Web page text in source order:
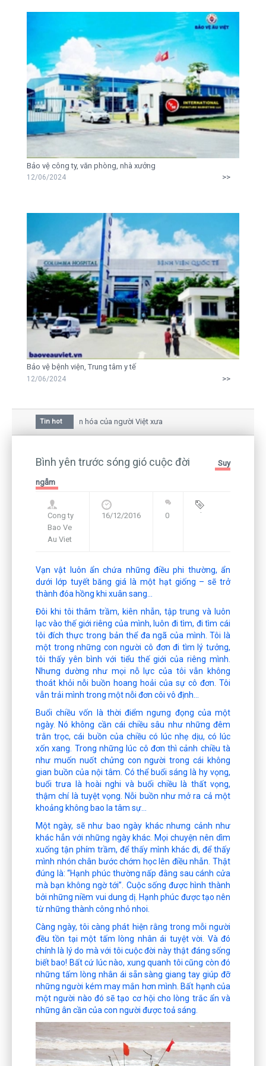
Bảo vệ công ty, văn phòng, nhà xưởng
12/06/2024 >>
Bảo vệ bệnh viện, Trung tâm y tế
12/06/2024 >>
Tin hot
mai trong văn hóa của người Việt xưa
giữa bức thư gửi mẹ của người... tử tù và của CEO
Bình yên trước sóng gió cuộc đời Suy
ngẫm
Cong ty
Bao Ve
Au Viet
16/12/2016 0 Blog
Vạn vật luôn ẩn chứa những điều phi thường, ẩn
dưới lớp tuyết băng giá là một hạt giống – sẽ trở
thành đóa hồng khi xuân sang…
Đôi khi tôi thâm trầm, kiên nhẫn, tập trung và luôn
lạc vào thế giới riêng của mình, luôn đi tìm, đi tìm cái
tôi đích thực trong bản thể đa ngã của mình. Tôi là
một trong những con người cô đơn đi tìm lý tưởng,
tôi thấy yên bình với tiểu thế giới của riêng mình.
Nhưng dường như mọi nỗ lực của tôi vẫn không
thoát khỏi nỗi buồn hoang hoải của sự cô đơn. Tôi
vẫn trải mình trong một nỗi đơn côi vô định…
Buổi chiều vốn là thời điểm ngưng đọng của một
ngày. Nó không cần cái chiều sâu như những đêm
trằn trọc, cái buồn của chiều có lúc nhẹ dịu, có lúc
xốn xang. Trong những lúc cô đơn thì cảnh chiều tà
như muốn nuốt chửng con người trong cái không
gian buồn của nội tâm. Có thể buổi sáng là hy vọng,
buổi trưa là hoài nghi và buổi chiều là thất vọng,
thậm chí là tuyệt vọng. Nỗi buồn như mở ra cả một
khoảng không bao la tâm sự…
Một ngày, sẽ như bao ngày khác nhưng cảnh như
khác hẳn với những ngày khác. Mọi chuyện nên dìm
xuống tận phím trầm, để thấy mình khác đi, để thấy
mình nhón chân bước chớm học lên điều nhẫn. Thật
đúng là: “Hạnh phúc thường nấp đằng sau cánh cửa
mà bạn không ngờ tới”. Cuộc sống được hình thành
bởi những niềm vui dung dị. Hạnh phúc được tạo nên
từ những thành công nhỏ nhoi.
Càng ngày, tôi càng phát hiện rằng trong mỗi người
đều tồn tại một tấm lòng nhân ái tuyệt vời. Và đó
chính là lý do mà với tôi cuộc đời này thật đáng sống
biết bao! Bất cứ lúc nào, xung quanh tôi cũng còn đó
những tấm lòng nhân ái sẵn sàng giang tay giúp đỡ
những người kém may mắn hơn mình. Bất hạnh của
một người nào đó sẽ tạo cơ hội cho lòng trắc ẩn và
những ân cần của con người được toả sáng.